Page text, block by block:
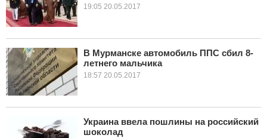
19:05 20.05.2017
В Мурманске автомобиль ППС сбил 8-
летнего мальчика
18:57 20.05.2017
Украина ввела пошлины на российский
шоколад